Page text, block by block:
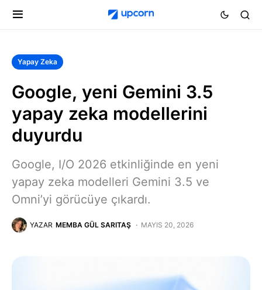
Yapay Zeka
Google, yeni Gemini 3.5
yapay zeka modellerini
duyurdu
Google, I/O 2026 etkinliğinde en yeni
yapay zeka modelleri Gemini 3.5 ve
Omni’yi görücüye çıkardı.
YAZAR MEMBA GÜL SARITAŞ MAYIS 20, 2026